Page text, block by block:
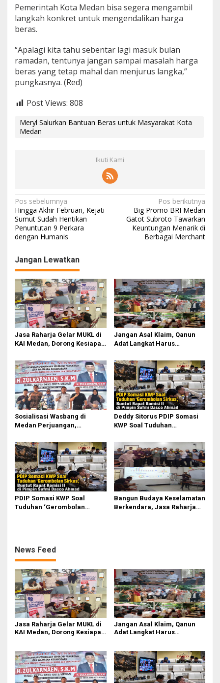
Pemerintah Kota Medan bisa segera mengambil
langkah konkret untuk mengendalikan harga
beras.
“Apalagi kita tahu sebentar lagi masuk bulan
ramadan, tentunya jangan sampai masalah harga
beras yang tetap mahal dan menjurus langka,”
pungkasnya. (Red)
Post Views: 808
Meryl Salurkan Bantuan Beras untuk Masyarakat Kota
Medan
Ikuti Kami
N
a
v
g
a
s
i
p
o
s
Pos sebelumnya
Hingga Akhir Februari, Kejati
Sumut Sudah Hentikan
Penuntutan 9 Perkara
dengan Humanis
Pos berikutnya
Big Promo BRI Medan
Gatot Subroto Tawarkan
Keuntungan Menarik di
Berbagai Merchant
Jangan Lewatkan
Jasa Raharja Gelar MUKL di
KAI Medan, Dorong Kesiapan
Transportasi
Jangan Asal Klaim, Qanun
Adat Langkat Harus
Ilmiah
Sosialisasi Wasbang di
Medan Perjuangan,
Perjuangkan Ruang Bermain
Anak
Deddy Sitorus PDIP Somasi
KWP Soal Tuduhan
Rapat Komisi II Dipimpin
Sufmi Dasco Ahmad
PDIP Somasi KWP Soal
Tuduhan ‘Gerombolan
Bangun Budaya Keselamatan
Berkendara, Jasa Raharja
News Feed
Jasa Raharja Gelar MUKL di
KAI Medan, Dorong Kesiapan
Jangan Asal Klaim, Qanun
Adat Langkat Harus